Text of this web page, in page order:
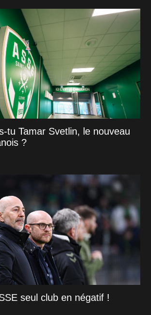
tu Tamar Svetlin, le nouveau
?
seul club en négatif !